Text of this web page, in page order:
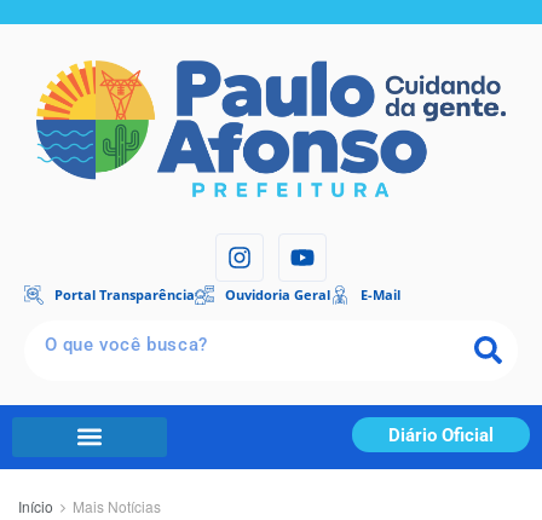
Portal Transparência Ouvidoria Geral E-Mail
Diário Oficial
Início Mais Notícias